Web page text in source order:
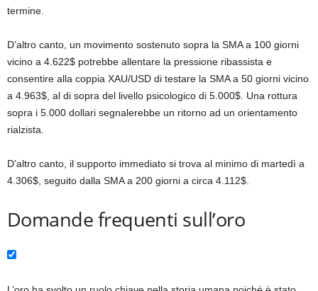
termine.
D’altro canto, un movimento sostenuto sopra la SMA a 100 giorni
vicino a 4.622$ potrebbe allentare la pressione ribassista e
consentire alla coppia XAU/USD di testare la SMA a 50 giorni vicino
a 4.963$, al di sopra del livello psicologico di 5.000$. Una rottura
sopra i 5.000 dollari segnalerebbe un ritorno ad un orientamento
rialzista.
D’altro canto, il supporto immediato si trova al minimo di martedì a
4.306$, seguito dalla SMA a 200 giorni a circa 4.112$.
Domande frequenti sull’oro